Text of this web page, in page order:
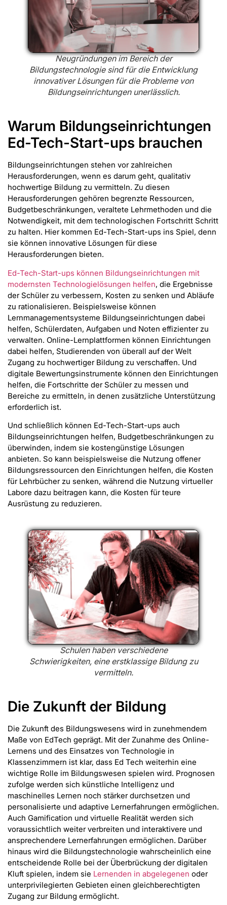
Neugründungen im Bereich der
Bildungstechnologie sind für die Entwicklung
innovativer Lösungen für die Probleme von
Bildungseinrichtungen unerlässlich.
Warum Bildungseinrichtungen
Ed-Tech-Start-ups brauchen
Bildungseinrichtungen stehen vor zahlreichen
Herausforderungen, wenn es darum geht, qualitativ
hochwertige Bildung zu vermitteln. Zu diesen
Herausforderungen gehören begrenzte Ressourcen,
Budgetbeschränkungen, veraltete Lehrmethoden und die
Notwendigkeit, mit dem technologischen Fortschritt Schritt
zu halten. Hier kommen Ed-Tech-Start-ups ins Spiel, denn
sie können innovative Lösungen für diese
Herausforderungen bieten.
Ed-Tech-Start-ups können Bildungseinrichtungen mit
modernsten Technologielösungen helfen, die Ergebnisse
der Schüler zu verbessern, Kosten zu senken und Abläufe
zu rationalisieren. Beispielsweise können
Lernmanagementsysteme Bildungseinrichtungen dabei
helfen, Schülerdaten, Aufgaben und Noten effizienter zu
verwalten. Online-Lernplattformen können Einrichtungen
dabei helfen, Studierenden von überall auf der Welt
Zugang zu hochwertiger Bildung zu verschaffen. Und
digitale Bewertungsinstrumente können den Einrichtungen
helfen, die Fortschritte der Schüler zu messen und
Bereiche zu ermitteln, in denen zusätzliche Unterstützung
erforderlich ist.
Und schließlich können Ed-Tech-Start-ups auch
Bildungseinrichtungen helfen, Budgetbeschränkungen zu
überwinden, indem sie kostengünstige Lösungen
anbieten. So kann beispielsweise die Nutzung offener
Bildungsressourcen den Einrichtungen helfen, die Kosten
für Lehrbücher zu senken, während die Nutzung virtueller
Labore dazu beitragen kann, die Kosten für teure
Ausrüstung zu reduzieren.
Schulen haben verschiedene
Schwierigkeiten, eine erstklassige Bildung zu
vermitteln.
Die Zukunft der Bildung
Die Zukunft des Bildungswesens wird in zunehmendem
Maße von EdTech geprägt. Mit der Zunahme des Online-
Lernens und des Einsatzes von Technologie in
Klassenzimmern ist klar, dass Ed Tech weiterhin eine
wichtige Rolle im Bildungswesen spielen wird. Prognosen
zufolge werden sich künstliche Intelligenz und
maschinelles Lernen noch stärker durchsetzen und
personalisierte und adaptive Lernerfahrungen ermöglichen.
Auch Gamification und virtuelle Realität werden sich
voraussichtlich weiter verbreiten und interaktivere und
ansprechendere Lernerfahrungen ermöglichen. Darüber
hinaus wird die Bildungstechnologie wahrscheinlich eine
entscheidende Rolle bei der Überbrückung der digitalen
Kluft spielen, indem sie Lernenden in abgelegenen oder
unterprivilegierten Gebieten einen gleichberechtigten
Zugang zur Bildung ermöglicht.